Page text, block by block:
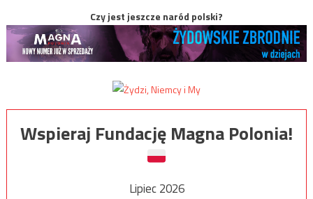
Czy jest jeszcze naród polski?
Wspieraj Fundację Magna Polonia!
Lipiec 2026